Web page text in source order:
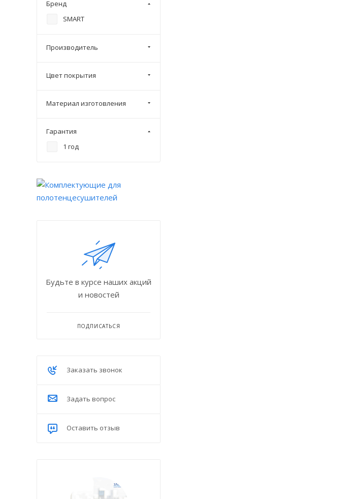
Бренд
SMART
Производитель
Цвет покрытия
Материал изготовления
Гарантия
1 год
Будьте в курсе наших акций
и новостей
ПОДПИСАТЬСЯ
Заказать звонок
Задать вопрос
Оставить отзыв